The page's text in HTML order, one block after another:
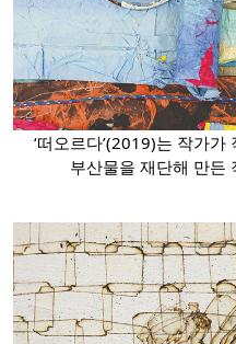
‘떠오르다’(2019)는 작가
부산물을 재단해 만든